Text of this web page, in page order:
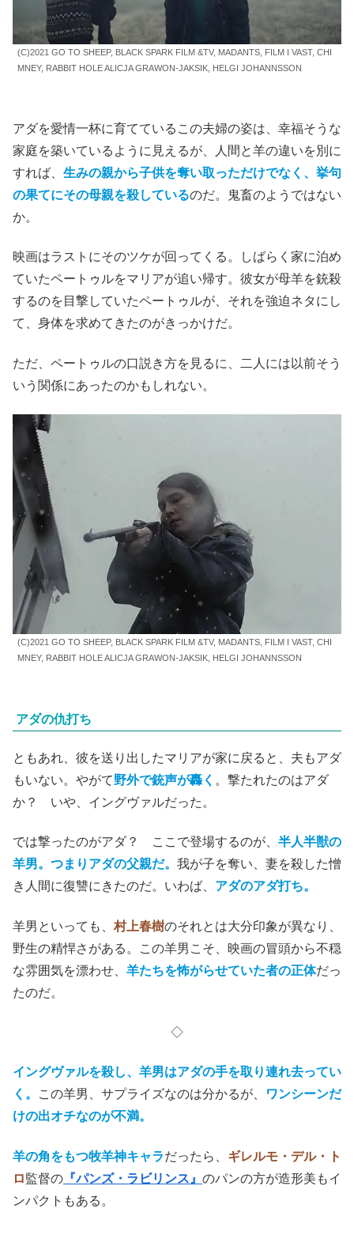
(C)2021 GO TO SHEEP, BLACK SPARK FILM &TV, MADANTS, FILM I VAST, CHI
MNEY, RABBIT HOLE ALICJA GRAWON-JAKSIK, HELGI JOHANNSSON
アダを愛情一杯に育てているこの夫婦の姿は、幸福そうな
家庭を築いているように見えるが、人間と羊の違いを別に
すれば、 生みの親から子供を奪い取っただけでなく、挙句
の果てにその母親を殺しているのだ。鬼畜のようではない
か。
映画はラストにそのツケが回ってくる。しばらく家に泊め
ていたペートゥルをマリアが追い帰す。彼女が母羊を銃殺
するのを目撃していたペートゥルが、それを強迫ネタにし
て、身体を求めてきたのがきっかけだ。
ただ、ペートゥルの口説き方を見るに、二人には以前そう
いう関係にあったのかもしれない。
(C)2021 GO TO SHEEP, BLACK SPARK FILM &TV, MADANTS, FILM I VAST, CHI
MNEY, RABBIT HOLE ALICJA GRAWON-JAKSIK, HELGI JOHANNSSON
アダの仇打ち
ともあれ、彼を送り出したマリアが家に戻ると、夫もアダ
もいない。やがて野外で銃声が轟く 。撃たれたのはアダ
か？ いや、イングヴァルだった。
では撃ったのがアダ？ ここで登場するのが、 半人半獣の
羊男。つまりアダの父親だ。 我が子を奪い、妻を殺した憎
き人間に復讐にきたのだ。いわば、 アダのアダ打ち。
羊男といっても、 村上春樹のそれとは大分印象が異なり、
野生の精悍さがある。この羊男こそ、映画の冒頭から不穏
な雰囲気を漂わせ、 羊たちを怖がらせていた者の正体だっ
たのだ。
◇
イングヴァルを殺し、羊男はアダの手を取り連れ去ってい
く。
この羊男、サプライズなのは分かるが、
ワンシーンだ
けの出オチなのが不満。
羊の角をもつ牧羊神キャラだったら、 ギレルモ・デル・ト
ロ監督の 『パンズ・ラビリンス』 のパンの方が造形美もイ
ンパクトもある。